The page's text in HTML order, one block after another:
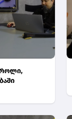
როლი,